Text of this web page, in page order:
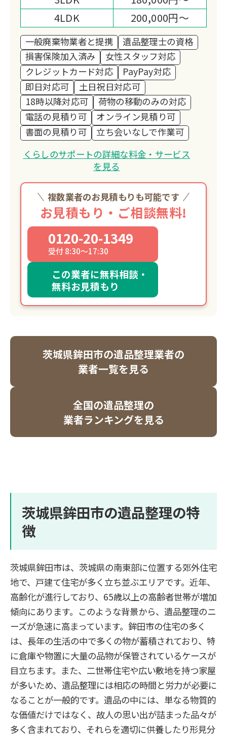
4LDK
200,000円～
一般廃棄物業者と提携
遺品整理士の資格
損害保険加入済み
女性スタッフ対応
クレジットカード対応
PayPay対応
即日対応可
土日祝日対応可
18時以降対応可
荷物の移動のみの対応
電話の見積り可
オンライン見積り可
書面の見積り可
立ち会いなしで作業可
くらしのサポートの詳細な料金・サービス
を見る
複数業者のお見積もりも可能です
お見積もり・ご相談無料!
0120-20-1349
受付 8:30～17:30
この業者に無料相談・
無料お見積もり
茨城県鉾田市の遺品整理業者の
業者一覧を見る
全国の遺品整理の
業者ランキングを見る
茨城県鉾田市の遺品整理の特
徴
茨城県鉾田市は、茨城県の南東部に位置する郊外住宅
地で、戸建て住宅が多く立ち並ぶエリアです。近年、
高齢化が進行しており、65歳以上の高齢者世帯が増加
傾向にあります。このような背景から、遺品整理のニ
ーズが急速に高まっています。鉾田市の住宅の多く
は、長年の生活の中で多くの物が蓄積されており、特
に倉庫や物置に大量の品物が保管されているケースが
目立ちます。また、二世帯住宅や広い敷地を持つ家屋
が多いため、遺品整理には相応の時間と労力が必要に
なることが一般的です。遺品の中には、単なる物質的
な価値だけではなく、故人の思い出が詰まった品々が
多く含まれており、それらを適切に供養したり形見分